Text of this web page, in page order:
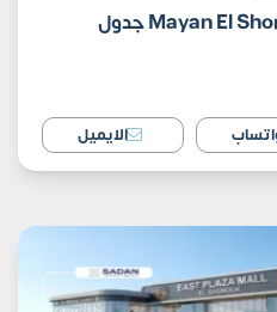
كمبوند مايان الشروق Mayan El Shorouk جدول
الايميل